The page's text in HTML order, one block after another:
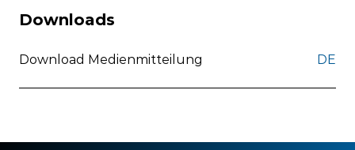
Downloads
Download Medienmitteilung DE